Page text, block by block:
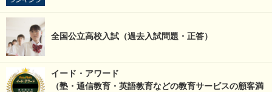
全国公立高校入試（過去入試問題・正答）
イード・アワード
（塾・通信教育・英語教育などの教育サービスの顧客満